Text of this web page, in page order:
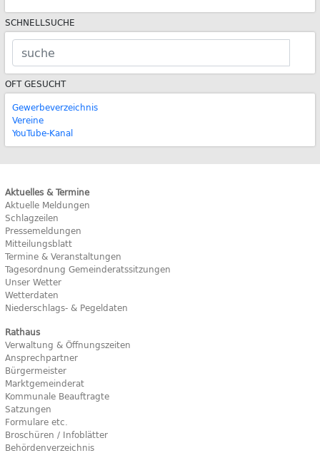
SCHNELLSUCHE
OFT GESUCHT
Gewerbeverzeichnis
Vereine
YouTube-Kanal
Aktuelles & Termine
Aktuelle Meldungen
Schlagzeilen
Pressemeldungen
Mitteilungsblatt
Termine & Veranstaltungen
Tagesordnung Gemeinderatssitzungen
Unser Wetter
Wetterdaten
Niederschlags- & Pegeldaten
Rathaus
Verwaltung & Öffnungszeiten
Ansprechpartner
Bürgermeister
Marktgemeinderat
Kommunale Beauftragte
Satzungen
Formulare etc.
Broschüren / Infoblätter
Behördenverzeichnis